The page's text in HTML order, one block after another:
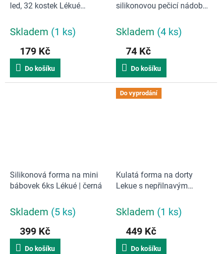
led, 32 kostek Lékué
červená / II. JAKOST
Skladem (1 ks)
179 Kč
Do košíku
silikonovou pečicí nádobu
23 cm Lekue
Skladem (4 ks)
74 Kč
Do košíku
Silikonová forma na mini
bábovek 6ks Lékué | černá
Skladem (5 ks)
399 Kč
Do košíku
Do vyprodání
Kulatá forma na dorty
Lekue s nepřilnavým
Skladem (1 ks)
449 Kč
Do košíku